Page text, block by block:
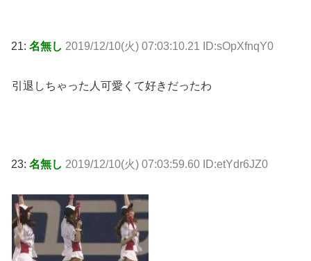
21: 名無し 2019/12/10(火) 07:03:10.21 ID:sOpXfnqY0
引退しちゃった人可愛くて好きだったわ
23: 名無し 2019/12/10(火) 07:03:59.60 ID:etYdr6JZ0